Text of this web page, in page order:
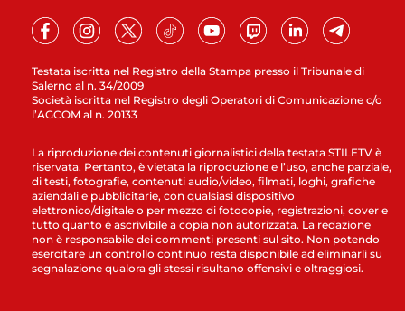
Testata iscritta nel Registro della Stampa presso il Tribunale di
Salerno al n. 34/2009
Società iscritta nel Registro degli Operatori di Comunicazione c/o
l’AGCOM al n. 20133
La riproduzione dei contenuti giornalistici della testata STILETV è
riservata. Pertanto, è vietata la riproduzione e l’uso, anche parziale,
di testi, fotografie, contenuti audio/video, filmati, loghi, grafiche
aziendali e pubblicitarie, con qualsiasi dispositivo
elettronico/digitale o per mezzo di fotocopie, registrazioni, cover e
tutto quanto è ascrivibile a copia non autorizzata. La redazione
non è responsabile dei commenti presenti sul sito. Non potendo
esercitare un controllo continuo resta disponibile ad eliminarli su
segnalazione qualora gli stessi risultano offensivi e oltraggiosi.